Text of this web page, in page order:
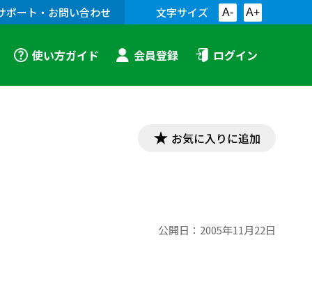
ポート・お問い合わせ 文字サイズ A- A+
使い方ガイド 会員登録 ログイン
お気に入りに追加
公開日： 2005年11月22日